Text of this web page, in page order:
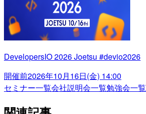
DevelopersIO 2026 Joetsu #devio2026
開催前2026年10月16日(金) 14:00
セミナー一覧会社説明会一覧勉強会一覧